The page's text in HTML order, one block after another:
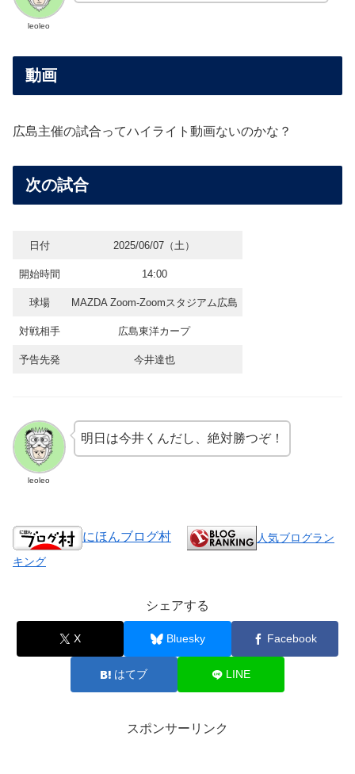
leoleo
動画
広島主催の試合ってハイライト動画ないのかな？
次の試合
日付 2025/06/07（土）
開始時間 14:00
球場 MAZDA Zoom-Zoomスタジアム広島
対戦相手 広島東洋カープ
予告先発 今井達也
leoleo
明日は今井くんだし、絶対勝つぞ！
にほんブログ村
人気ブログラン
キング
シェアする
X Bluesky Facebook
はてブ LINE
スポンサーリンク